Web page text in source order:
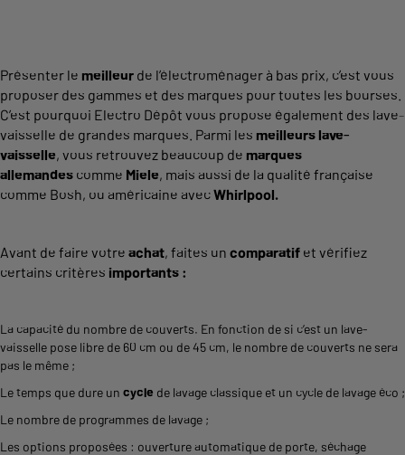
Présenter le meilleur de l’électroménager à bas prix, c’est vous
proposer des gammes et des marques pour toutes les bourses.
C’est pourquoi Electro Dépôt vous propose également des lave-
vaisselle de grandes marques. Parmi les meilleurs lave-
vaisselle, vous retrouvez beaucoup de marques
allemandes comme Miele, mais aussi de la qualité française
comme Bosh, ou américaine avecWhirlpool.
Avant de faire votre achat, faites un comparatif et vérifiez
certains critères importants :
La capacité du nombre de couverts. En fonction de si c’est un lave-
vaisselle pose libre de 60 cm ou de 45 cm, le nombre de couverts ne sera
pas le même ;
Le temps que dure un cycle de lavage classique et un cycle de lavage éco ;
Le nombre de programmes de lavage ;
Les options proposées : ouverture automatique de porte, séchage